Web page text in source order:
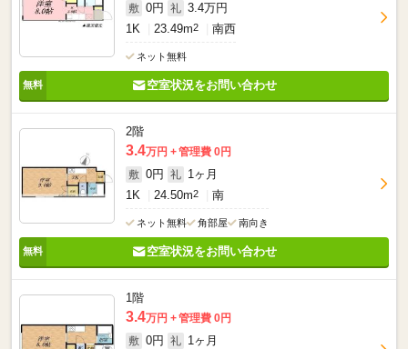
敷 0円 礼 3.4万円
1K
23.49m2 南西
ネット無料
空室状況をお問い合わせ
2階
3.4万円
管理費 0円
敷 0円 礼 1ヶ月
1K
24.50m2 南
ネット無料 角部屋 南向き
空室状況をお問い合わせ
1階
3.4万円
管理費 0円
敷 0円 礼 1ヶ月